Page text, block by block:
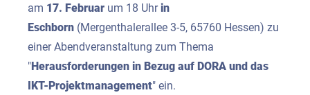
am 17. Februar um 18 Uhrin
Eschborn (Mergenthalerallee 3-5, 65760 Hessen) zu
einer Abendveranstaltung zum Thema
"Herausforderungen in Bezug auf DORA und das
IKT-Projektmanagement" ein.